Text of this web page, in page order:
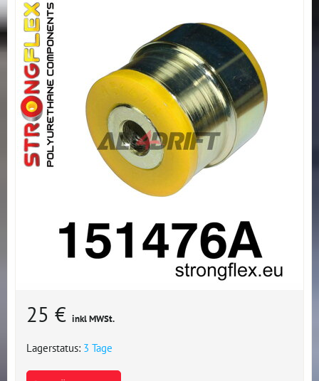
25 € inkl MWSt.
Lagerstatus: 3 Tage